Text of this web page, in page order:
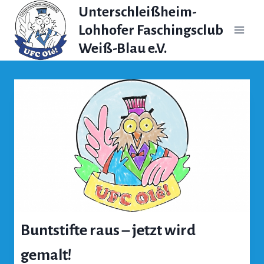
Inhalt
springen
Unterschleißheim-
Lohhofer Faschingsclub
Weiß-Blau e.V.
Buntstifte raus – jetzt wird
gemalt!